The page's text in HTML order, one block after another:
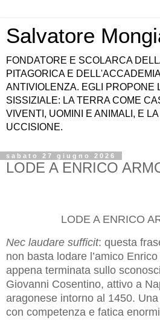
Salvatore
FONDATORE E SCOLARCA
PITAGORICA E
ANTIVIOLENZA. EGLI PROPONE
SISSIZIALE: LA TERRA COME
VIVENTI, UOMINI E ANIMALI, E LA
UCCISIONE.
sabato 27 giugno 2026
LODE A ENRICO
LODE A ENRICO
Nec laudare sufficit: questa
non basta lodare l’amico
appena terminata sullo
Giovanni Cosentino, attivo a
aragonese intorno al 1450.
con competenza e fatica